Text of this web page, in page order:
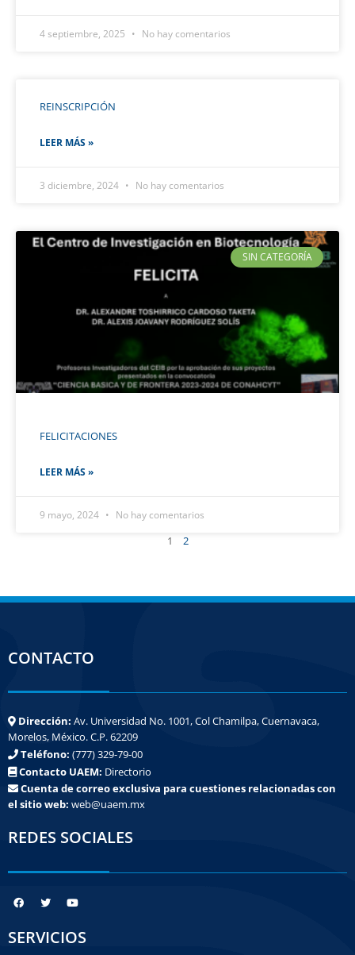
4 septiembre, 2025 No hay comentarios
REINSCRIPCIÓN
LEER MÁS »
3 diciembre, 2024 No hay comentarios
SIN CATEGORÍA
FELICITACIONES
LEER MÁS »
9 mayo, 2024 No hay comentarios
1 2
CONTACTO
Dirección: Av. Universidad No. 1001, Col Chamilpa, Cuernavaca,
Morelos, México. C.P. 62209
Teléfono: (777) 329-79-00
Contacto UAEM: Directorio
Cuenta de correo exclusiva para cuestiones relacionadas con
el sitio web: web@uaem.mx
REDES SOCIALES
SERVICIOS